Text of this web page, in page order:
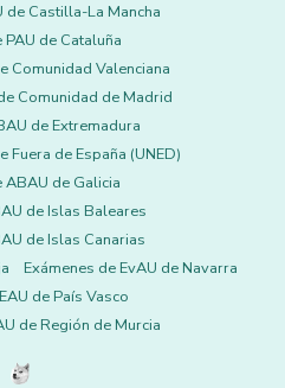
de Castilla-La Mancha
PAU de Cataluña
Comunidad Valenciana
Comunidad de Madrid
de Extremadura
Fuera de España (UNED)
ABAU de Galicia
de Islas Baleares
de Islas Canarias
Exámenes de EvAU de Navarra
de País Vasco
de Región de Murcia